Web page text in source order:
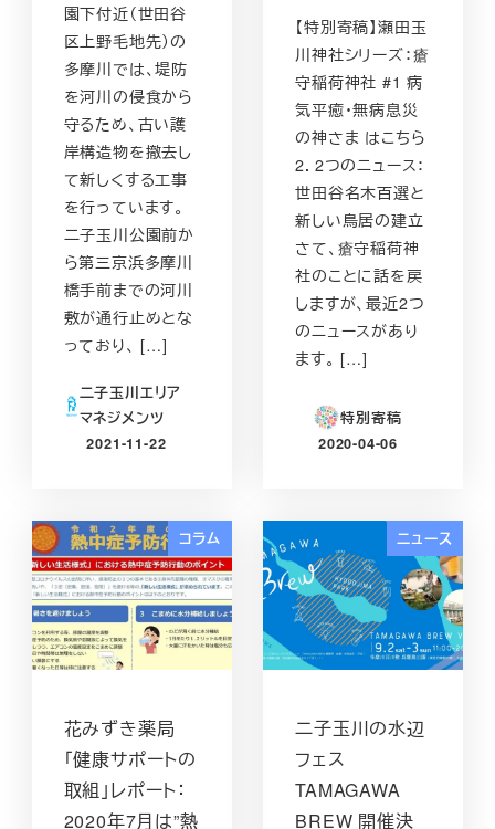
園下付近（世田谷
区上野毛地先）の
多摩川では、堤防
を河川の侵食から
守るため、古い護
岸構造物を撤去し
て新しくする工事
を行っています。
二子玉川公園前か
ら第三京浜多摩川
橋手前までの河川
敷が通行止めとな
っており、 […]
二子玉川エリア
マネジメンツ
投稿日
2021-11-22
【特別寄稿】瀬田玉
川神社シリーズ：瘡
守稲荷神社 #1 病
気平癒・無病息災
の神さま はこちら
2．2つのニュース：
世田谷名木百選と
新しい鳥居の建立
さて、瘡守稲荷神
社のことに話を戻
しますが、最近2つ
のニュースがあり
ます。 […]
特別寄稿
投稿日
2020-04-06
コラム
花みずき薬局
「健康サポートの
取組」レポート：
2020年7月は”熱
ニュース
二子玉川の水辺
フェス
TAMAGAWA
BREW 開催決